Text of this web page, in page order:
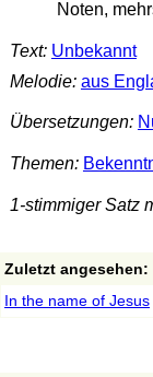
Noten,
Text: Unbekannt
Melodie: aus
Übersetzungen:
Themen:
1-stimmiger Satz
Zuletzt angesehen:
In the name of Jesus